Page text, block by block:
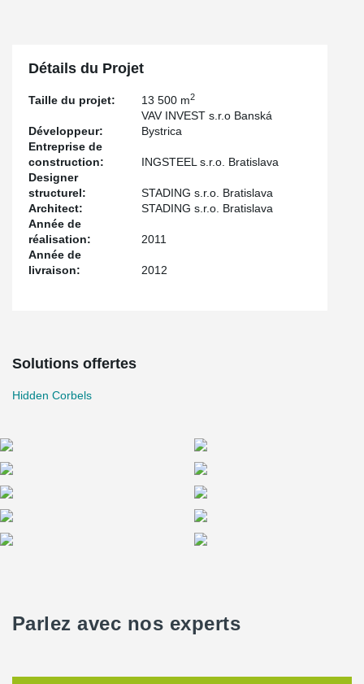
Détails du Projet
Taille du projet: 13 500 m2
Développeur:
VAV INVEST s.r.o Banská
Bystrica
Entreprise de
construction:
INGSTEEL s.r.o. Bratislava
Designer
structurel:
STADING s.r.o. Bratislava
Architect:
STADING s.r.o. Bratislava
Année de
réalisation:
2011
Année de
livraison:
2012
Solutions offertes
Hidden Corbels
Parlez avec nos experts